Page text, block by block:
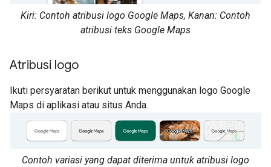
Kiri: Contoh atribusi logo Google Maps, Kanan: Contoh
atribusi teks Google Maps
Atribusi logo
Ikuti persyaratan berikut untuk menggunakan logo Google
Maps di aplikasi atau situs Anda.
Contoh variasi yang dapat diterima untuk atribusi logo